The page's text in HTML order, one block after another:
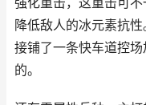
降低敌人的冰元素抗
接铺了一条快车道控
的。